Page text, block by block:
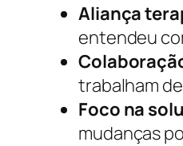
Aliança
entendeu
trabalham
Foco na
mudanças